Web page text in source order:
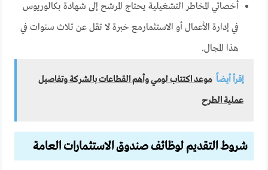
أخصائي المخاطر التشغيلية يحتاج المرشح إلى شهادة بكالوريوس
في إدارة الأعمال أو الاستثمارمع خبرة لا تقل عن ثلاث سنوات في
هذا المجال.
إقرأ أيضاً موعد اكتتاب لومي وأهم القطاعات بالشركة وتفاصيل
عملية الطرح
شروط التقديم لوظائف صندوق الاستثمارات العامة